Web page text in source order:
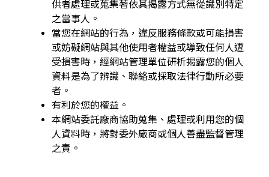
供者處理或蒐集著依其揭露方式無從識別特定
之當事人。
當您在網站的行為，違反服務條款或可能損害
或妨礙網站與其他使用者權益或導致任何人遭
受損害時，經網站管理單位研析揭露您的個人
資料是為了辨識、聯絡或採取法律行動所必要
者。
有利於您的權益。
本網站委託廠商協助蒐集、處理或利用您的個
人資料時，將對委外廠商或個人善盡監督管理
之責。